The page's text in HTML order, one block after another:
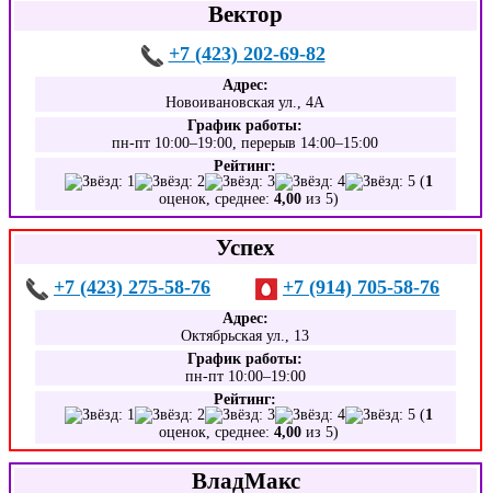
Вектор
+7 (423) 202-69-82
Адрес:
Новоивановская ул., 4А
График работы:
пн-пт 10:00–19:00, перерыв 14:00–15:00
Рейтинг:
(1
оценок, среднее:4,00 из 5)
Успех
+7 (423) 275-58-76 +7 (914) 705-58-76
Адрес:
Октябрьская ул., 13
График работы:
пн-пт 10:00–19:00
Рейтинг:
(1
оценок, среднее:4,00 из 5)
ВладМакс